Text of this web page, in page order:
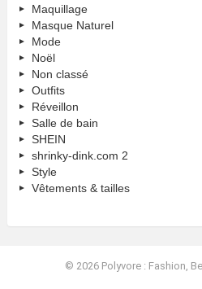
Maquillage
Masque Naturel
Mode
Noël
Non classé
Outfits
Réveillon
Salle de bain
SHEIN
shrinky-dink.com 2
Style
Vêtements & tailles
© 2026 Polyvore : Fashion,